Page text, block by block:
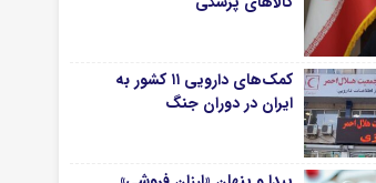
کمک‌های دارویی ۱۱ کشور به
ایران در دوران جنگ